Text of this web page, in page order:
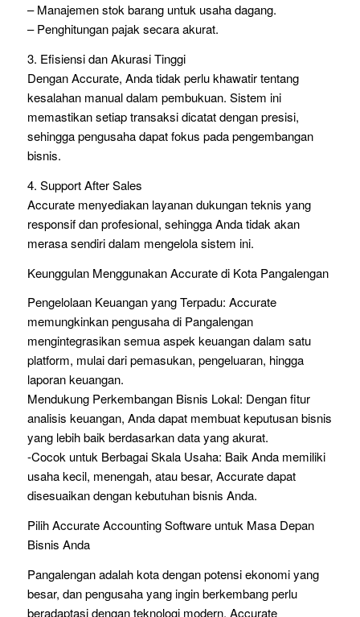
– Manajemen stok barang untuk usaha dagang.
– Penghitungan pajak secara akurat.
3. Efisiensi dan Akurasi Tinggi
Dengan Accurate, Anda tidak perlu khawatir tentang
kesalahan manual dalam pembukuan. Sistem ini
memastikan setiap transaksi dicatat dengan presisi,
sehingga pengusaha dapat fokus pada pengembangan
bisnis.
4. Support After Sales
Accurate menyediakan layanan dukungan teknis yang
responsif dan profesional, sehingga Anda tidak akan
merasa sendiri dalam mengelola sistem ini.
Keunggulan Menggunakan Accurate di Kota Pangalengan
Pengelolaan Keuangan yang Terpadu: Accurate
memungkinkan pengusaha di Pangalengan
mengintegrasikan semua aspek keuangan dalam satu
platform, mulai dari pemasukan, pengeluaran, hingga
laporan keuangan.
Mendukung Perkembangan Bisnis Lokal: Dengan fitur
analisis keuangan, Anda dapat membuat keputusan bisnis
yang lebih baik berdasarkan data yang akurat.
-Cocok untuk Berbagai Skala Usaha: Baik Anda memiliki
usaha kecil, menengah, atau besar, Accurate dapat
disesuaikan dengan kebutuhan bisnis Anda.
Pilih Accurate Accounting Software untuk Masa Depan
Bisnis Anda
Pangalengan adalah kota dengan potensi ekonomi yang
besar, dan pengusaha yang ingin berkembang perlu
beradaptasi dengan teknologi modern. Accurate